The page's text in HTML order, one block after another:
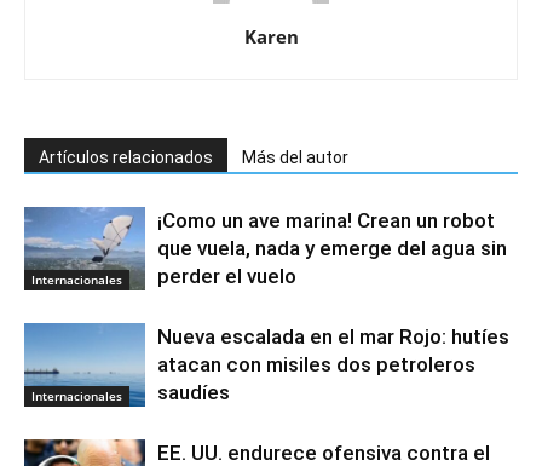
Karen
Artículos relacionados Más del autor
Internacionales
¡Como un ave marina! Crean un robot
que vuela, nada y emerge del agua sin
perder el vuelo
Internacionales
Nueva escalada en el mar Rojo: hutíes
atacan con misiles dos petroleros
saudíes
EE. UU. endurece ofensiva contra el